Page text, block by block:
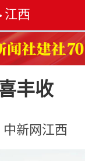
江西
丰收
中新网江西